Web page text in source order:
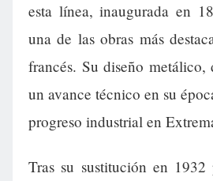
esta línea, inaugurada en
una de las obras más
francés. Su diseño metálico,
un avance técnico en su
progreso industrial en
Tras su sustitución en